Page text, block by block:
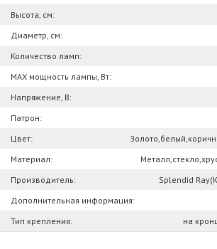
Высота, см:
Диаметр, см:
Количество ламп:
MAX мощность лампы, Вт:
Напряжение, В:
Патрон:
Цвет:
Материал:
Производитель:
Splendid
Дополнительная информация:
Тип крепления:
на